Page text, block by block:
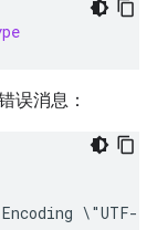
误消息：
\"UTF-